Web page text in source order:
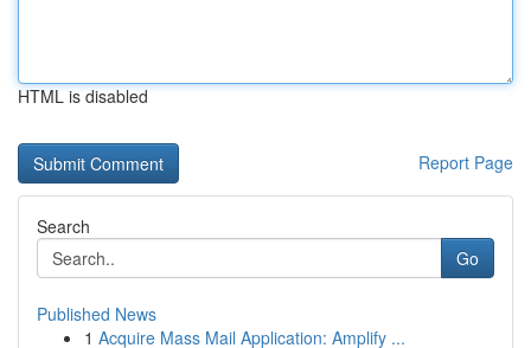
HTML is disabled
Report Page
Search
Go
Published News
1 Acquire Mass Mail Application: Amplify ...